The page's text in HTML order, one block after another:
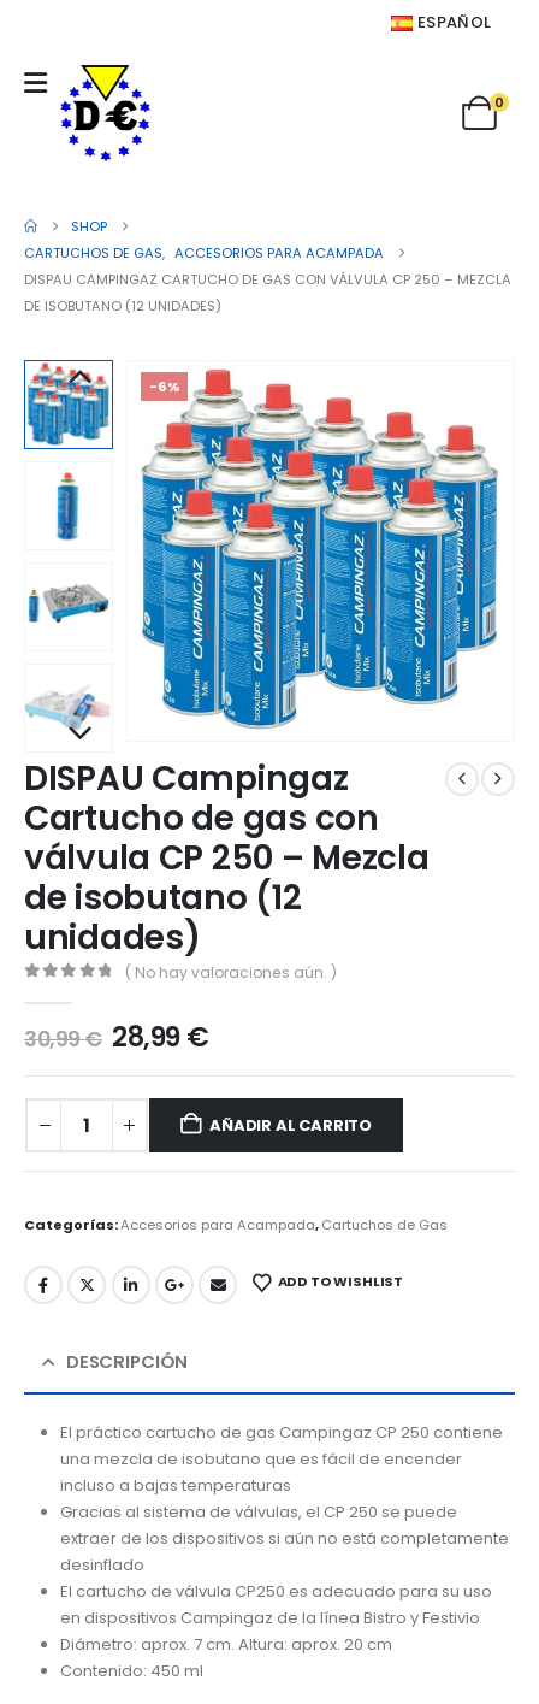
ESPAÑOL
0
SHOP
CARTUCHOS DE GAS, ACCESORIOS PARA ACAMPADA
DISPAU CAMPINGAZ CARTUCHO DE GAS CON VÁLVULA CP 250 – MEZCLA
DE ISOBUTANO (12 UNIDADES)
-6%
DISPAU Campingaz
Cartucho de gas con
válvula CP 250 – Mezcla
de isobutano (12
unidades)
( No hay valoraciones aún. )
30,99€ 28,99€
AÑADIR AL CARRITO
Categorías:Accesorios para Acampada,Cartuchos de Gas
ADD TO WISHLIST
DESCRIPCIÓN
El práctico cartucho de gas Campingaz CP 250 contiene
una mezcla de isobutano que es fácil de encender
incluso a bajas temperaturas
Gracias al sistema de válvulas, el CP 250 se puede
extraer de los dispositivos si aún no está completamente
desinflado
El cartucho de válvula CP250 es adecuado para su uso
en dispositivos Campingaz de la línea Bistro y Festivio
Diámetro: aprox. 7 cm. Altura: aprox. 20 cm
Contenido: 450 ml